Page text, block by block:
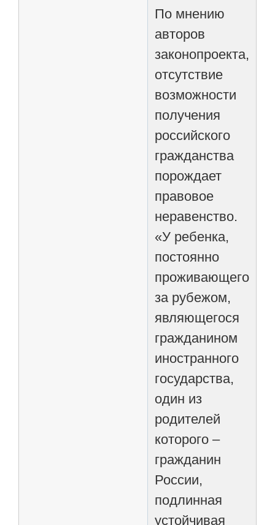
По мнению
авторов
законопроекта,
отсутствие
возможности
получения
российского
гражданства
порождает
правовое
неравенство.
«У ребенка,
постоянно
проживающего
за рубежом,
являющегося
гражданином
иностранного
государства,
один из
родителей
которого –
гражданин
России,
подлинная
устойчивая